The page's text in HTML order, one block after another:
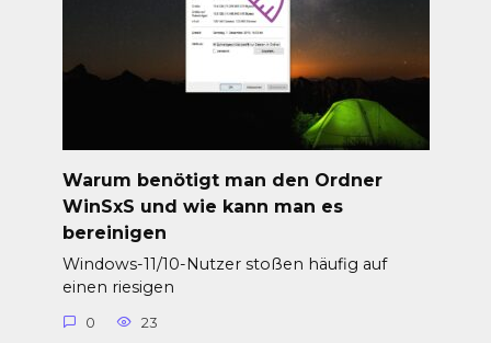
Warum benötigt man den Ordner
WinSxS und wie kann man es
bereinigen
Windows-11/10-Nutzer stoßen häufig auf
einen riesigen
0 23